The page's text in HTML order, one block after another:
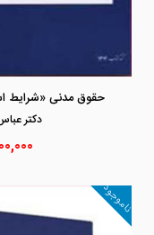
حقوق مدنی «شرایط
دكتر
ناموجود